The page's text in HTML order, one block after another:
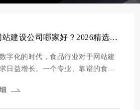
食品网站建设公司哪家好？2026精选十家专业靠谱建站服务商推荐
字化的时代，食品行业对于网站建
日益增长。一个专业、靠谱的食品
形象，吸引更多的客户。然而，面